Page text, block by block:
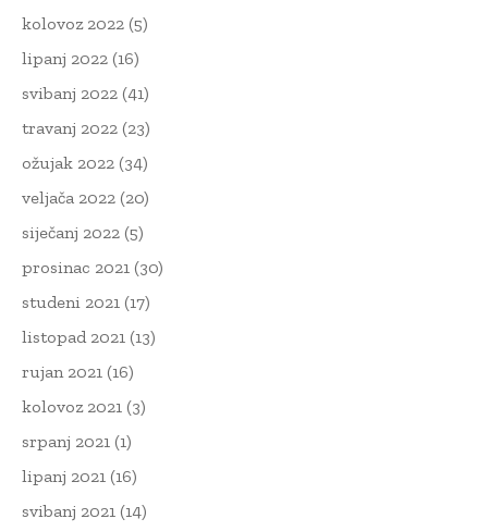
kolovoz 2022 (5)
lipanj 2022 (16)
svibanj 2022 (41)
travanj 2022 (23)
ožujak 2022 (34)
veljača 2022 (20)
siječanj 2022 (5)
prosinac 2021 (30)
studeni 2021 (17)
listopad 2021 (13)
rujan 2021 (16)
kolovoz 2021 (3)
srpanj 2021 (1)
lipanj 2021 (16)
svibanj 2021 (14)